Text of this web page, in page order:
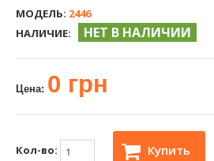
МОДЕЛЬ: 2446
НАЛИЧИЕ:
НЕТ В НАЛИЧИИ
Цена: 0 грн
Кол-во: Купить